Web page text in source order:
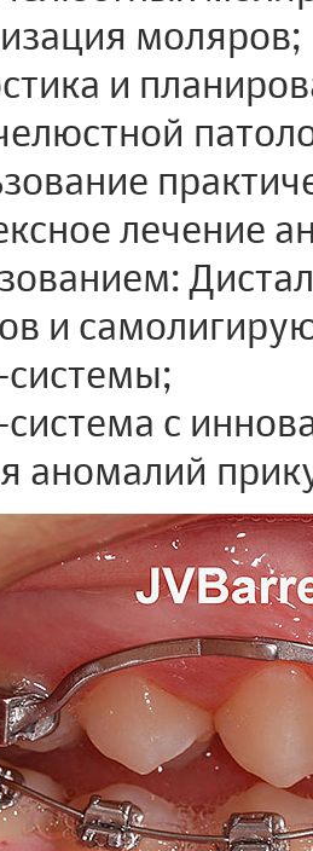
моляров;
и
лечение
и
системы;
система с
аномалий